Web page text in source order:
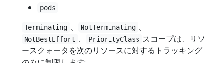
pods
Terminating 、 NotTerminating 、
NotBestEffort 、 PriorityClass スコープは、リソ
ースクォータを次のリソースに対するトラッキング